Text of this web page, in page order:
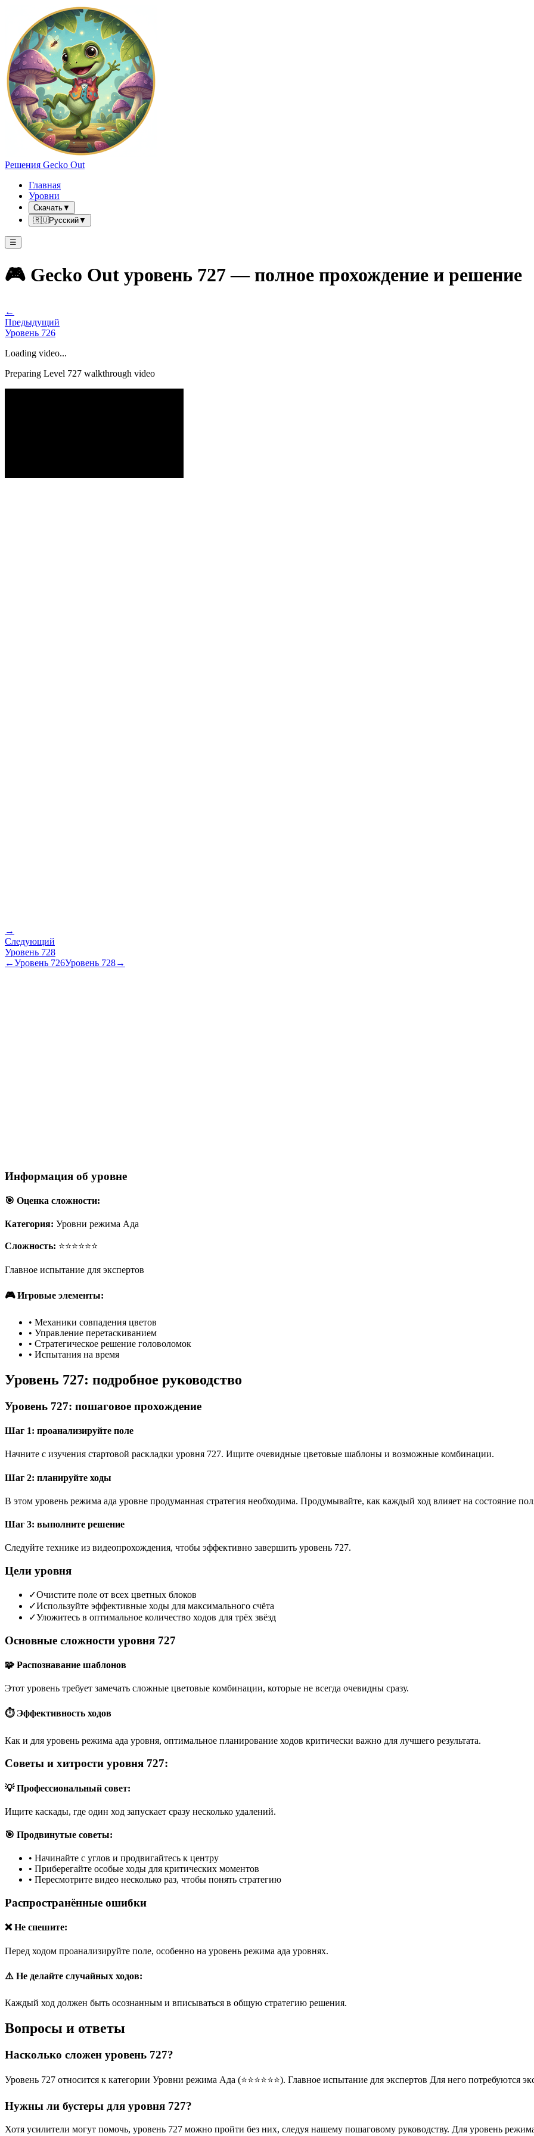
Решения Gecko Out
Главная
Уровни
Скачать▼
🇷🇺Русский▼
☰
🎮 Gecko Out уровень 727 — полное прохождение и решение
←
Предыдущий
Уровень 726
Loading video...
Preparing Level 727 walkthrough video
→
Следующий
Уровень 728
←Уровень 726Уровень 728→
Информация об уровне
🎯 Оценка сложности:
Категория: Уровни режима Ада
Сложность: ⭐⭐⭐⭐⭐⭐
Главное испытание для экспертов
🎮 Игровые элементы:
• Механики совпадения цветов
• Управление перетаскиванием
• Стратегическое решение головоломок
• Испытания на время
Уровень 727: подробное руководство
Уровень 727: пошаговое прохождение
Шаг 1: проанализируйте поле
Начните с изучения стартовой раскладки уровня 727. Ищите очевидные цветовые шаблоны и возможные комбинации.
Шаг 2: планируйте ходы
В этом уровень режима ада уровне продуманная стратегия необходима. Продумывайте, как каждый ход влияет на состояние
Шаг 3: выполните решение
Следуйте технике из видеопрохождения, чтобы эффективно завершить уровень 727.
Цели уровня
✓Очистите поле от всех цветных блоков
✓Используйте эффективные ходы для максимального счёта
✓Уложитесь в оптимальное количество ходов для трёх звёзд
Основные сложности уровня 727
🧩 Распознавание шаблонов
Этот уровень требует замечать сложные цветовые комбинации, которые не всегда очевидны сразу.
⏱️ Эффективность ходов
Как и для уровень режима ада уровня, оптимальное планирование ходов критически важно для лучшего результата.
Советы и хитрости уровня 727:
💡 Профессиональный совет:
Ищите каскады, где один ход запускает сразу несколько удалений.
🎯 Продвинутые советы:
• Начинайте с углов и продвигайтесь к центру
• Приберегайте особые ходы для критических моментов
• Пересмотрите видео несколько раз, чтобы понять стратегию
Распространённые ошибки
❌ Не спешите:
Перед ходом проанализируйте поле, особенно на уровень режима ада уровнях.
⚠️ Не делайте случайных ходов:
Каждый ход должен быть осознанным и вписываться в общую стратегию решения.
Вопросы и ответы
Насколько сложен уровень 727?
Уровень 727 относится к категории Уровни режима Ада (⭐⭐⭐⭐⭐⭐). Главное испытание для экспертов Для него потребуются
Нужны ли бустеры для уровня 727?
Хотя усилители могут помочь, уровень 727 можно пройти без них, следуя нашему пошаговому руководству. Для уровень